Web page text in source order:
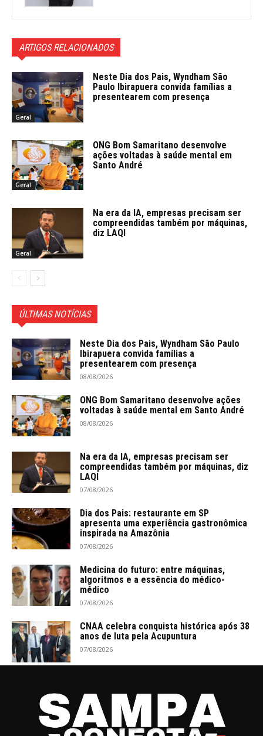
ARTIGOS RELACIONADOS
Geral
Neste Dia dos Pais, Wyndham São
Paulo Ibirapuera convida famílias a
presentearem com presença
Geral
ONG Bom Samaritano desenvolve
ações voltadas à saúde mental em
Santo André
Geral
Na era da IA, empresas precisam ser
compreendidas também por máquinas,
diz LAQI
ÚLTIMAS NOTÍCIAS
Neste Dia dos Pais, Wyndham São Paulo
Ibirapuera convida famílias a
presentearem com presença
08/08/2026
ONG Bom Samaritano desenvolve ações
voltadas à saúde mental em Santo André
08/08/2026
Na era da IA, empresas precisam ser
compreendidas também por máquinas, diz
LAQI
07/08/2026
Dia dos Pais: restaurante em SP
apresenta uma experiência gastronômica
inspirada na Amazônia
07/08/2026
Medicina do futuro: entre máquinas,
algoritmos e a essência do médico-
médico
07/08/2026
CNAA celebra conquista histórica após 38
anos de luta pela Acupuntura
07/08/2026